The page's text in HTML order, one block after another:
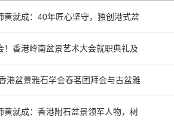
黄就成：40年匠心坚守，独创港式盆
！香港岭南盆景艺术大会就职典礼及
港盆景雅石学会春茗团拜会与古盆雅
黄就成：香港附石盆景领军人物，树